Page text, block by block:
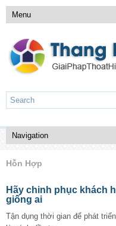
Hỗn Hợp
Hãy chinh phục khách
giống ai
Tận dụng thời gian để phát